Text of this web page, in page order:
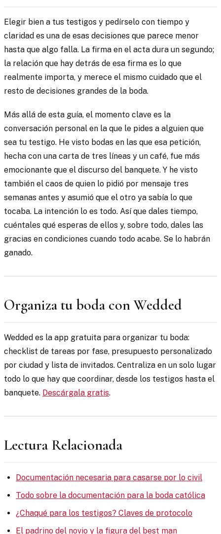
Elegir bien a tus testigos y pedírselo con tiempo y
claridad es una de esas decisiones que parece menor
hasta que algo falla. La firma en el acta dura un segundo;
la relación que hay detrás de esa firma es lo que
realmente importa, y merece el mismo cuidado que el
resto de decisiones grandes de la boda.
Más allá de esta guía, el momento clave es la
conversación personal en la que le pides a alguien que
sea tu testigo. He visto bodas en las que esa petición,
hecha con una carta de tres líneas y un café, fue más
emocionante que el discurso del banquete. Y he visto
también el caos de quien lo pidió por mensaje tres
semanas antes y asumió que el otro ya sabía lo que
tocaba. La intención lo es todo. Así que dales tiempo,
cuéntales qué esperas de ellos y, sobre todo, dales las
gracias en condiciones cuando todo acabe. Se lo habrán
ganado.
Organiza tu boda con Wedded
Wedded es la app gratuita para organizar tu boda:
checklist de tareas por fase, presupuesto personalizado
por ciudad y lista de invitados. Centraliza en un solo lugar
todo lo que hay que coordinar, desde los testigos hasta el
banquete. Descárgala gratis.
Lectura Relacionada
Documentación necesaria para casarse por lo civil
Todo sobre la documentación para la boda católica
¿Chaqué para los testigos? Claves de protocolo
El padrino del novio y la figura del best man